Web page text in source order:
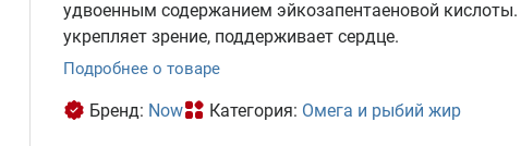
удвоенным содержанием эйкозапентаеновой
укрепляет зрение, поддерживает сердце.
Подробнее о товаре
Бренд: Now Категория: Омега и рыбий жир